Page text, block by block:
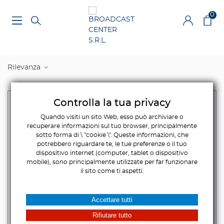
0
Rilevanza
Controlla la tua privacy
Quando visiti un sito Web, esso può archiviare o
recuperare informazioni sul tuo browser, principalmente
sotto forma di \ "cookie \". Queste informazioni, che
potrebbero riguardare te, le tue preferenze o il tuo
dispositivo internet (computer, tablet o dispositivo
mobile), sono principalmente utilizzate per far funzionare
il sito come ti aspetti.
Accettare tutti
Rifiutare tutto